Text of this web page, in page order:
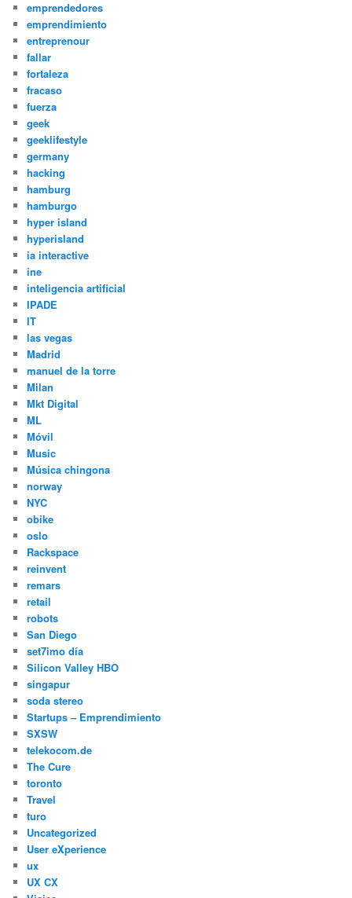
emprendedores
emprendimiento
entreprenour
fallar
fortaleza
fracaso
fuerza
geek
geeklifestyle
germany
hacking
hamburg
hamburgo
hyper island
hyperisland
ia interactive
ine
inteligencia artificial
IPADE
IT
las vegas
Madrid
manuel de la torre
Milan
Mkt Digital
ML
Móvil
Music
Música chingona
norway
NYC
obike
oslo
Rackspace
reinvent
remars
retail
robots
San Diego
set7imo día
Silicon Valley HBO
singapur
soda stereo
Startups – Emprendimiento
SXSW
telekocom.de
The Cure
toronto
Travel
turo
Uncategorized
User eXperience
ux
UX CX